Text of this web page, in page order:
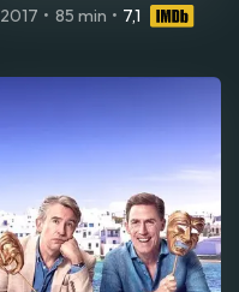
2017 • 85 min • 7,1